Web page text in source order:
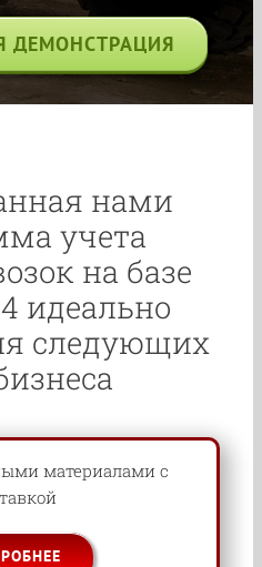
ДЕМОНСТРАЦИЯ
нами
учета
на базе
идеально
следующих
материалами с